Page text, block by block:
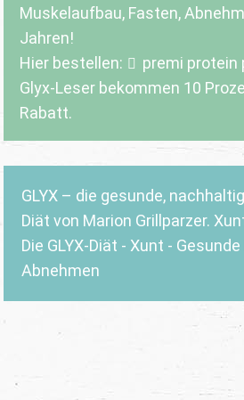
Muskelaufbau, Fasten,
Jahren!
Hier bestellen:
premi protein
Glyx-Leser bekommen 10
Rabatt.
GLYX – die gesunde,
Diät von Marion Grillparzer.
Die GLYX-Diät - Xunt -
Abnehmen